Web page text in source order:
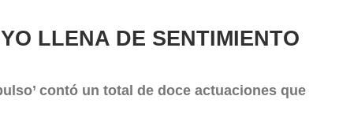
LLENA DE SENTIMIENTO
contó un total de doce actuaciones que